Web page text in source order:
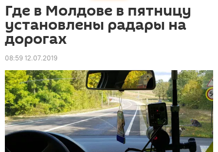
Где в Молдове в пятницу
установлены радары на
дорогах
08:59 12.07.2019